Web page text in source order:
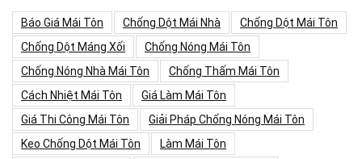
Báo Giá Mái Tôn Chống Dột Mái Nhà
Chống Dột Mái Tôn
Chống Dột Máng Xối
Chống Nóng Mái Tôn
Chống Nóng Nhà Mái Tôn
Chống Thấm Mái Tôn
Cách Nhiệt Mái Tôn
Giá Làm Mái Tôn
Giá Thi Công Mái Tôn
Giải Pháp Chống Nóng Mái Tôn
Keo Chống Dột Mái Tôn
Làm Mái Tôn